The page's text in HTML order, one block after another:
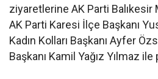
ziyaretlerine AK Parti
AK Parti Karesi İlçe Başkanı
Kadın Kolları Başkanı Ayfer
Başkanı Kamil Yağız Yılmaz